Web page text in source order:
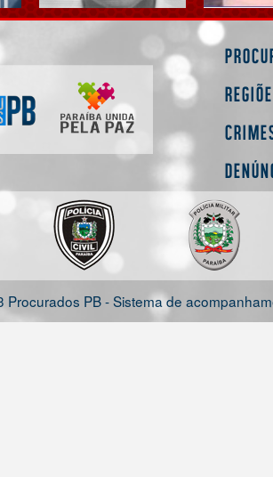
Procurados PB - Sistema de